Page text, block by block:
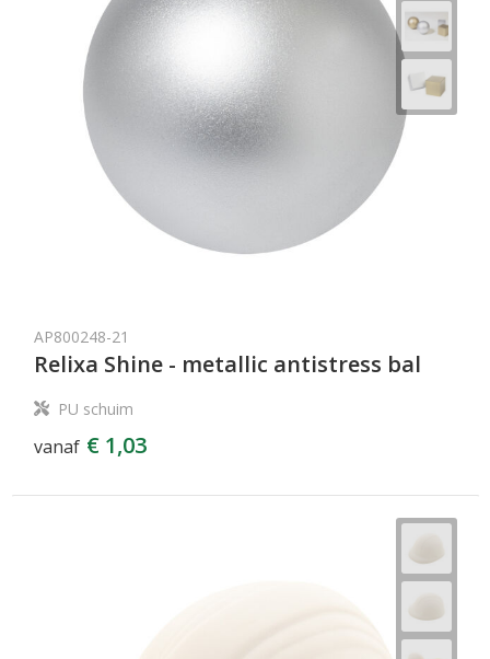
AP800248-21
Relixa Shine - metallic antistress bal
PU schuim
vanaf € 1,03